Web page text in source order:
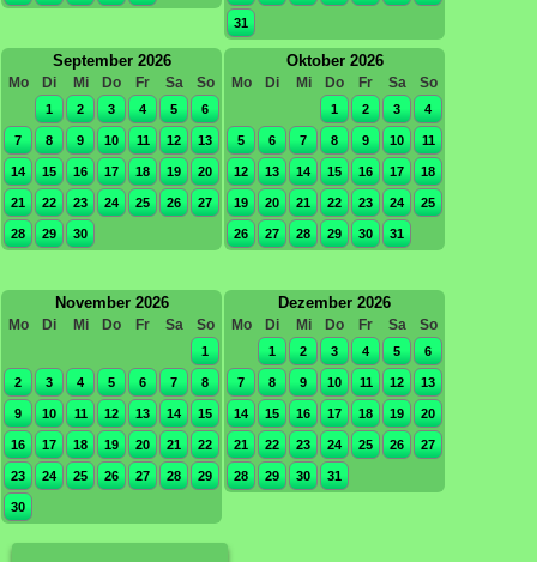
31
September 2026
Mo Di Mi Do Fr Sa So
1 2 3 4 5 6
7 8 9 10 11 12 13
14 15 16 17 18 19 20
21 22 23 24 25 26 27
28 29 30
Oktober 2026
Mo Di Mi Do Fr Sa So
1 2 3 4
5 6 7 8 9 10 11
12 13 14 15 16 17 18
19 20 21 22 23 24 25
26 27 28 29 30 31
November 2026
Mo Di Mi Do Fr Sa So
1
2 3 4 5 6 7 8
9 10 11 12 13 14 15
16 17 18 19 20 21 22
23 24 25 26 27 28 29
30
Dezember 2026
Mo Di Mi Do Fr Sa So
1 2 3 4 5 6
7 8 9 10 11 12 13
14 15 16 17 18 19 20
21 22 23 24 25 26 27
28 29 30 31